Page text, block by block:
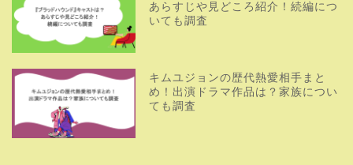
あらすじや見どころ紹介！続編につ
いても調査
キムユジョンの歴代熱愛相手まと
め！出演ドラマ作品は？家族につい
ても調査